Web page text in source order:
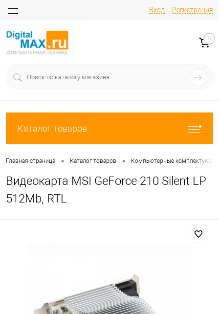
Вход Регистрация
0
Каталог товаров
Главная страница • Каталог товаров • Компьютерные
Видеокарта MSI GeForce 210 Silent LP
512Mb, RTL